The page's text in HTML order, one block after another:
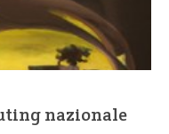
nazionale